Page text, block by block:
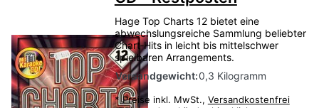
Hage Top Charts 12 bietet eine
abwechslungsreiche Sammlung beliebter
Chart‑Hits in leicht bis mittelschwer
spielbaren Arrangements.
Versandgewicht:0,3 Kilogramm
* Preise inkl. MwSt., Versandkostenfrei